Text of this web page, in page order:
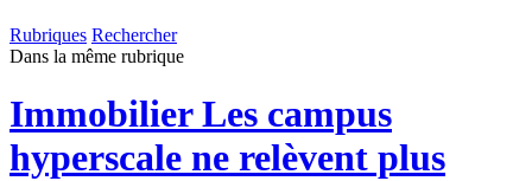
Rubriques Rechercher
Dans la même rubrique
ImmobilierLes campus
hyperscale ne relèvent plus